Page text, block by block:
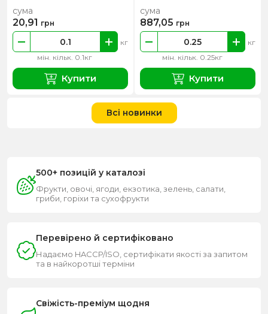
мін. кільк. 0.1кг
кг
сума
20,91 грн
Купити
мін. кільк. 0.25кг
кг
сума
887,05 грн
Купити
Всі новинки
500+ позицій у каталозі
Фрукти, овочі, ягоди, екзотика, зелень, салати,
гриби, горіхи та сухофрукти
Перевірено й сертифіковано
Надаємо HACCP/ISO, сертифікати якості за запитом
та в найкоротші терміни
Свіжість-преміум щодня